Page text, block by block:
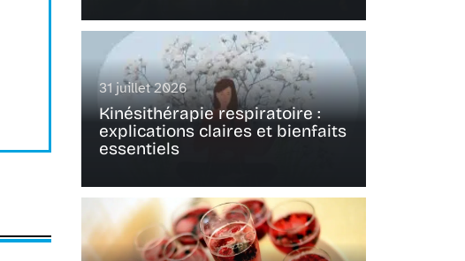
31 juillet 2026
Kinésithérapie respiratoire :
explications claires et bienfaits
essentiels